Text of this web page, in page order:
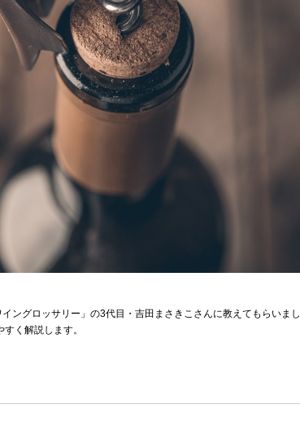
ングロッサリー」の3代目・吉田まさきこさんに教えてもらいまし
く解説します。